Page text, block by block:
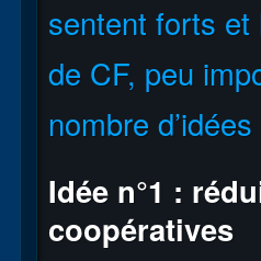
sentent forts
de CF, peu
nombre
Idée n°1 :
coopératives